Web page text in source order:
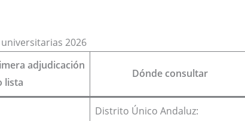
2026
adjudicación
lista
Dónde consultar
Distrito Único Andaluz: